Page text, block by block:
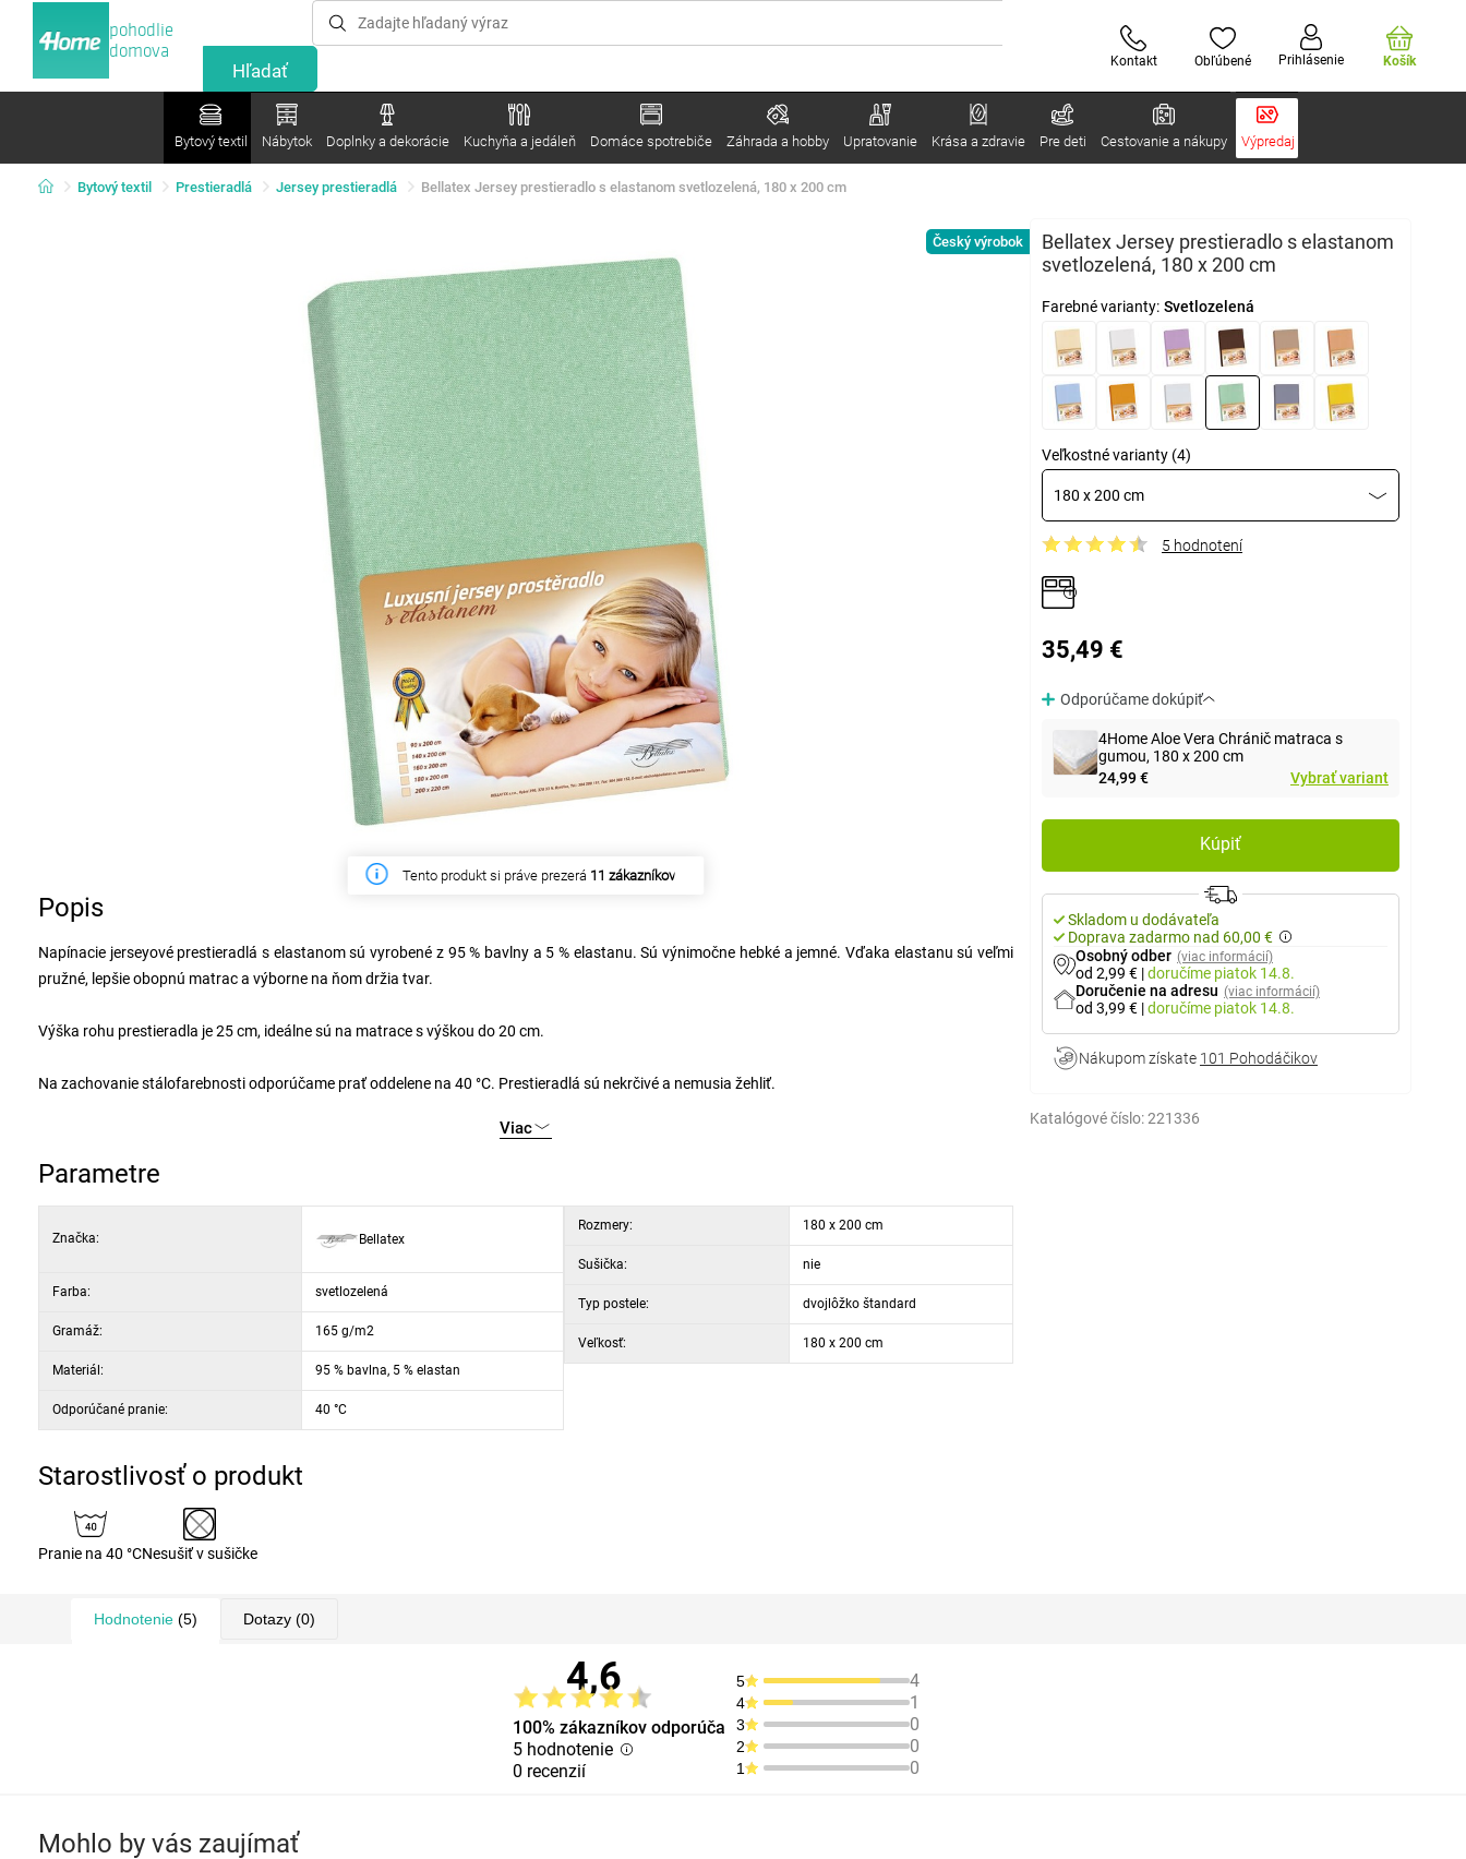
pohodlie
domova
Kontakt Obľúbené Prihlásenie Košík
Bytový textil Nábytok Doplnky a dekorácie Kuchyňa a jedáleň Domáce spotrebiče Záhrada a hobby Upratovanie Krása a zdravie Pre deti Cestovanie a nákupy Výpredaj
Bytový textil Prestieradlá Jersey prestieradlá Bellatex Jersey prestieradlo s elastanom svetlozelená, 180 x 200 cm
Český výrobok
Tento týždeň zakúpilo14 zákazníkov
Bellatex Jersey prestieradlo s elastanom
svetlozelená, 180 x 200 cm
Farebné varianty: Svetlozelená
Veľkostné varianty (4)
180 x 200 cm
5 hodnotení
35,49 €
Odporúčame dokúpiť
4Home Aloe Vera Chránič matraca s
gumou, 180 x 200 cm
24,99 €
Vybrať variant
Kúpiť
Skladom u dodávateľa
Doprava zadarmo nad 60,00 €
Osobný odber (viac informácií)
od 2,99 € |doručíme piatok 14.8.
Doručenie na adresu (viac informácií)
od 3,99 € |doručíme piatok 14.8.
Nákupom získate 101 Pohodáčikov
Katalógové číslo:221336
Popis
Napínacie jerseyové prestieradlá s elastanom sú vyrobené z 95 % bavlny a 5 % elastanu. Sú výnimočne hebké a jemné. Vďaka elastanu sú veľmi
pružné, lepšie obopnú matrac a výborne na ňom držia tvar.
Výška rohu prestieradla je 25 cm, ideálne sú na matrace s výškou do 20 cm.
Na zachovanie stálofarebnosti odporúčame prať oddelene na 40 °C. Prestieradlá sú nekrčivé a nemusia žehliť.
Viac
Parametre
Značka: Bellatex
Farba: svetlozelená
Gramáž: 165 g/m2
Materiál: 95 % bavlna, 5 % elastan
Odporúčané pranie: 40 °C
Rozmery: 180 x 200 cm
Sušička: nie
Typ postele: dvojlôžko štandard
Veľkosť: 180 x 200 cm
Starostlivosť o produkt
Pranie na 40 °CNesušiť v sušičke
Hodnotenie (5) Dotazy (0)
4,6
100% zákazníkov odporúča
5 hodnotenie
0 recenzií
5 4
4 1
3 0
2 0
1 0
Mohlo by vás zaujímať